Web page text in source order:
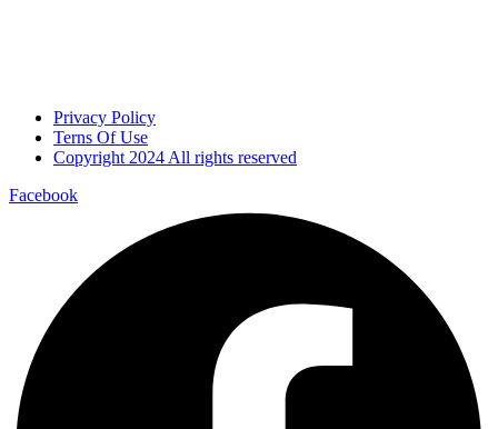
Privacy Policy
Terns Of Use
Copyright 2024 All rights reserved
Facebook